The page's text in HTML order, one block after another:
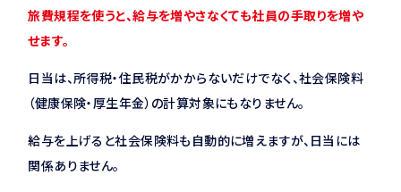
旅費規程を使うと、給与を増やさなくても社員の手取りを増や
せます。
日当は、所得税・住民税がかからないだけでなく、社会保険料
（健康保険・厚生年金）の計算対象にもなりません。
給与を上げると社会保険料も自動的に増えますが、日当には
関係ありません。